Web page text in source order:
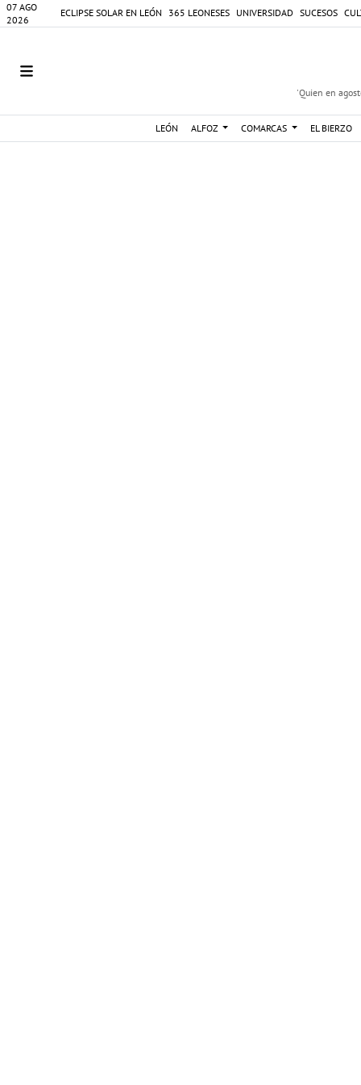
07 AGO
2026
ECLIPSE SOLAR EN LEÓN 365 LEONESES UNIVERSIDAD SUCESOS
'Quien en
LEÓN ALFOZ COMARCAS EL BIERZO